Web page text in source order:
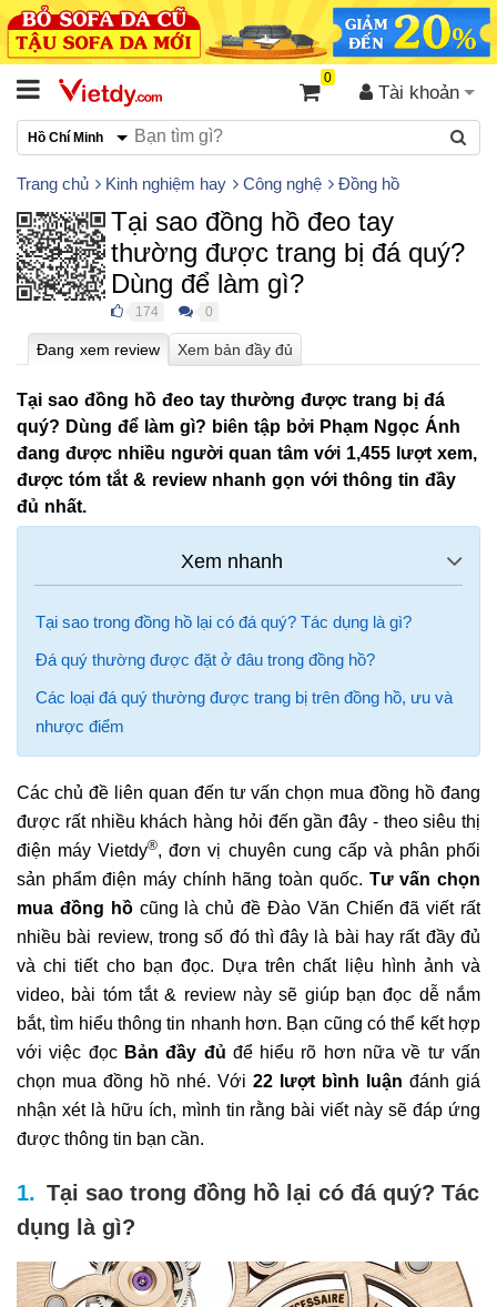
Tài khoản
0
Hồ Chí Minh
Trang chủ Kinh nghiệm hay Công nghệ Đồng hồ
Tại sao đồng hồ đeo tay
thường được trang bị đá quý?
Dùng để làm gì?
174 0
Tại sao đồng hồ đeo tay thường được trang bị đá
quý? Dùng để làm gì? biên tập bởi Phạm Ngọc Ánh
đang được nhiều người quan tâm với 1,455 lượt xem,
được tóm tắt & review nhanh gọn với thông tin đầy
đủ nhất.
Tại sao trong đồng hồ lại có đá quý? Tác dụng là gì?
Đá quý thường được đặt ở đâu trong đồng hồ?
Các loại đá quý thường được trang bị trên đồng hồ, ưu và
nhược điểm
Các chủ đề liên quan đến tư vấn chọn mua đồng hồ đang
được rất nhiều khách hàng hỏi đến gần đây - theo siêu thị
điện máy Vietdy®, đơn vị chuyên cung cấp và phân phối
sản phẩm điện máy chính hãng toàn quốc. Tư vấn chọn
mua đồng hồcũng là chủ đề Đào Văn Chiến đã viết rất
nhiều bài review, trong số đó thì đây là bài hay rất đầy đủ
và chi tiết cho bạn đọc. Dựa trên chất liệu hình ảnh và
video, bài tóm tắt & review này sẽ giúp bạn đọc dễ nắm
bắt, tìm hiểu thông tin nhanh hơn. Bạn cũng có thể kết hợp
với việc đọc Bản đầy đủ để hiểu rõ hơn nữa về tư vấn
chọn mua đồng hồ nhé. Với 22 lượt bình luận đánh giá
nhận xét là hữu ích, mình tin rằng bài viết này sẽ đáp ứng
được thông tin bạn cần.
Tại sao trong đồng hồ lại có đá quý? Tác
dụng là gì?